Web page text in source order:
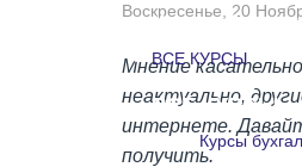
Курсы
ВСЕ КУРСЫ
ВСЕ КУРСЫ
Курсы
Воскресенье, 20
Мнение
неактуально,
интернете.
получить.